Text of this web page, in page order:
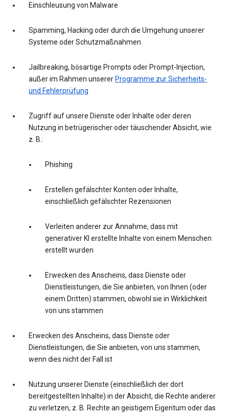
Einschleusung von Malware
Spamming, Hacking oder durch die Umgehung unserer
Systeme oder Schutzmaßnahmen
Jailbreaking, bösartige Prompts oder Prompt-Injection,
außer im Rahmen unserer Programme zur Sicherheits-
und Fehlerprüfung
Zugriff auf unsere Dienste oder Inhalte oder deren
Nutzung in betrügerischer oder täuschender Absicht, wie
z. B.:
Phishing
Erstellen gefälschter Konten oder Inhalte,
einschließlich gefälschter Rezensionen
Verleiten anderer zur Annahme, dass mit
generativer KI erstellte Inhalte von einem Menschen
erstellt wurden
Erwecken des Anscheins, dass Dienste oder
Dienstleistungen, die Sie anbieten, von Ihnen (oder
einem Dritten) stammen, obwohl sie in Wirklichkeit
von uns stammen
Erwecken des Anscheins, dass Dienste oder
Dienstleistungen, die Sie anbieten, von uns stammen,
wenn dies nicht der Fall ist
Nutzung unserer Dienste (einschließlich der dort
bereitgestellten Inhalte) in der Absicht, die Rechte anderer
zu verletzen, z. B. Rechte an geistigem Eigentum oder das